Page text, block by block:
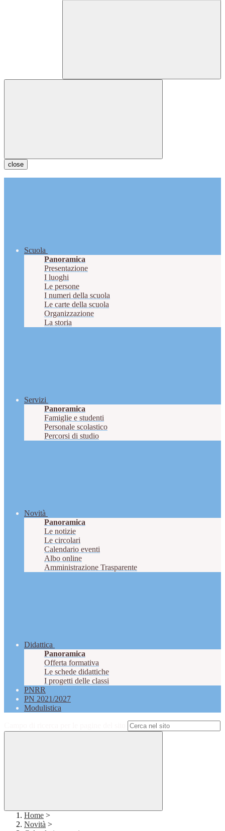
close
Scuola
Panoramica
Presentazione
I luoghi
Le persone
I numeri della scuola
Le carte della scuola
Organizzazione
La storia
Servizi
Panoramica
Famiglie e studenti
Personale scolastico
Percorsi di studio
Novità
Panoramica
Le notizie
Le circolari
Calendario eventi
Albo online
Amministrazione Trasparente
Didattica
Panoramica
Offerta formativa
Le schede didattiche
I progetti delle classi
PNRR
PN 2021/2027
Modulistica
Home >
Novità >